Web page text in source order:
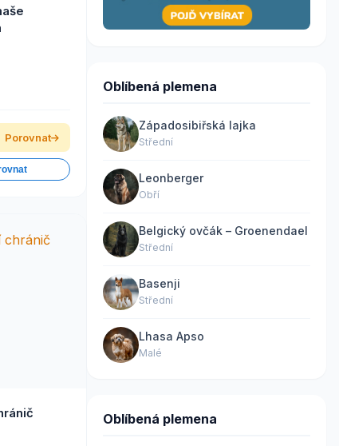
Porovnat
Oblíbená plemena
Západosibiřská lajka
Střední
Leonberger
Obří
Belgický ovčák – Groenendael
Střední
Basenji
Střední
Lhasa Apso
Malé
Oblíbená plemena